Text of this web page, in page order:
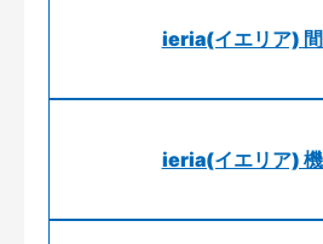
ieria(イエリア)
ieria(イエリア)